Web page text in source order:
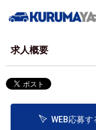
求人概要
WEB応募す